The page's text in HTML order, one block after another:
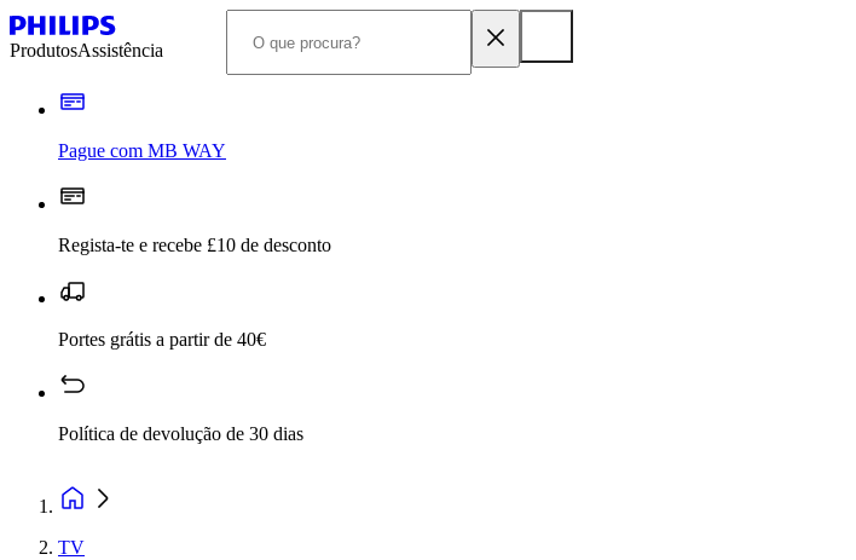
ProdutosAssistência
Pague com MB WAY
Regista-te e recebe £10 de desconto
Portes grátis a partir de 40€
Política de devolução de 30 dias
TV